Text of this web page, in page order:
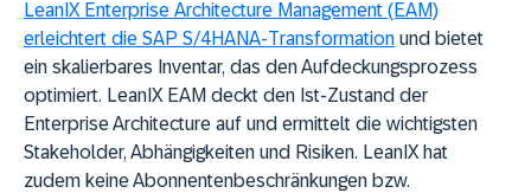
LeanIX Enterprise Architecture Management (EAM)
erleichtert die SAP S/4HANA-Transformation und bietet
ein skalierbares Inventar, das den Aufdeckungsprozess
optimiert. LeanIX EAM deckt den Ist-Zustand der
Enterprise Architecture auf und ermittelt die wichtigsten
Stakeholder, Abhängigkeiten und Risiken. LeanIX hat
zudem keine Abonnentenbeschränkungen bzw.